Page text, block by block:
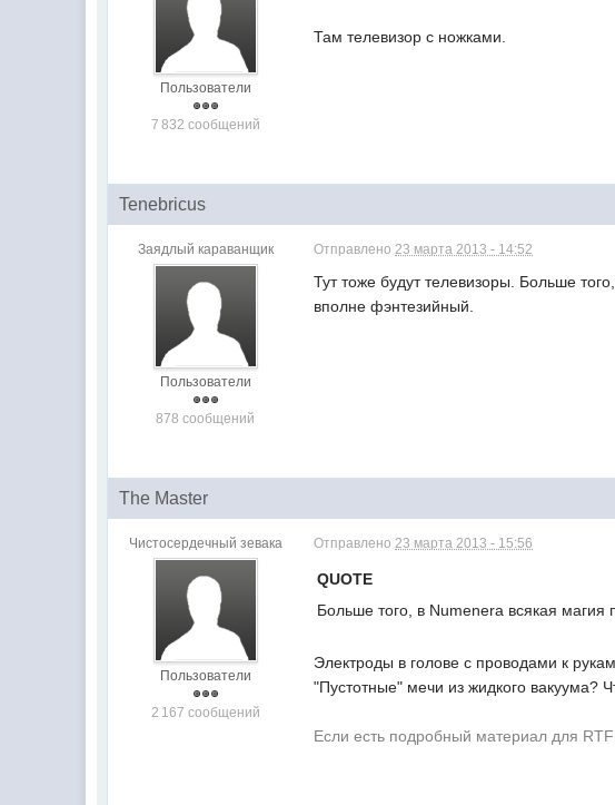
Пользователи
7 832 сообщений
Там телевизор с ножками.
Tenebricus
Заядлый караванщик
Пользователи
878 сообщений
Отправлено23 марта 2013 - 14:52
Тут тоже будут телевизоры. Больше
вполне фэнтезийный.
The Master
Чистосердечный зевака
Пользователи
2 167 сообщений
Отправлено23 марта 2013 - 15:56
QUOTE
Больше того, в Numenera всякая магия
Электроды в голове с проводами к
"Пустотные" мечи из жидкого вакуума?
Если есть подробный материал для